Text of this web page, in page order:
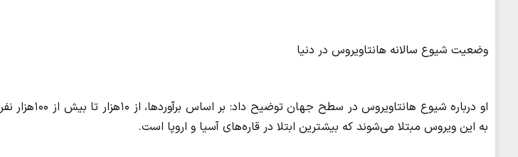
وضعیت شیوع سالانه هانتاویروس در دنیا
او درباره شیوع
به این ویروس مبتلا می‌شوند که بیشترین ابتلا در قاره‌های آسیا و اروپا است.